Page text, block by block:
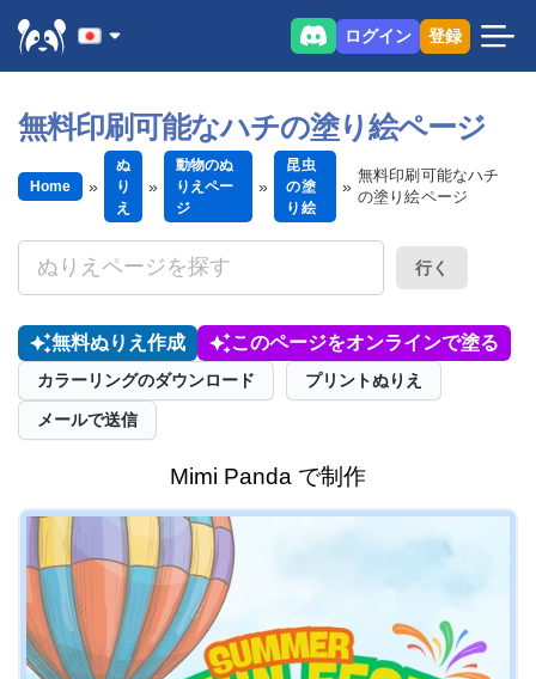
ログイン 登録
無料印刷可能なハチの塗り絵ページ
Home
ぬ
り
え
動物のぬ
りえペー
ジ
昆虫
の塗
り絵
無料印刷可能なハチ
の塗り絵ページ
行く
無料ぬりえ作成 このページをオンラインで塗る
カラーリングのダウンロード プリントぬりえ
メールで送信
Mimi Panda で制作